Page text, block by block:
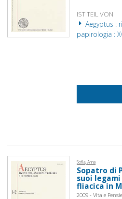
IST TEIL VON
Aegyptus :
papirologia :
Sofia, Anna
Sopatro di
suoi
fliacica in
2009 - Vita e